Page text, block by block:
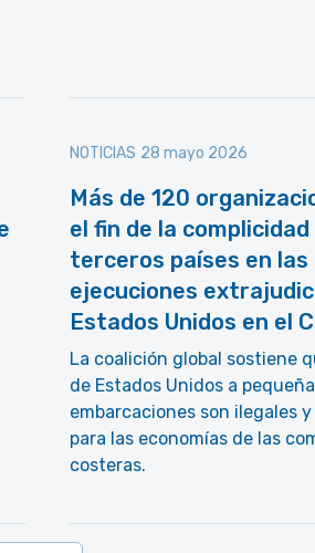
NOTICIAS 28 mayo 2026
Más de 120
el fin de la complicidad
terceros países en las
ejecuciones
Estados Unidos en el
La coalición global sostiene
de Estados Unidos a
embarcaciones son ilegales
para las economías de las
costeras.